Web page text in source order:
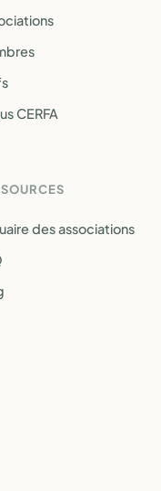
CERFA
des associations